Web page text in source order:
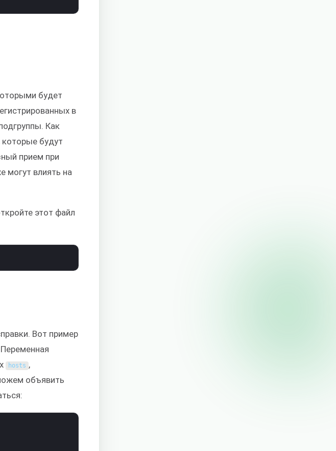
будет
в
Как
будут
прием при
могут влиять на
этот файл
Вот пример
hosts ,
объявить